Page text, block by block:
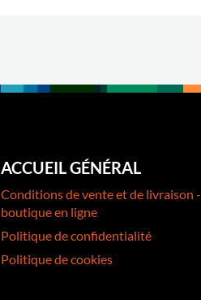
ACCUEIL GÉNÉRAL
Conditions de vente et de livraison -
boutique en ligne
Politique de confidentialité
Politique de cookies